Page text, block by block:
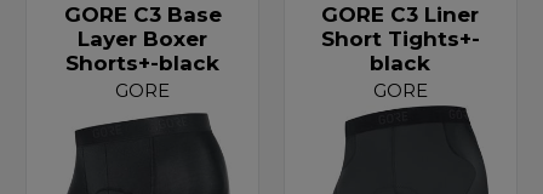
GORE C3 Base
Layer Boxer
Shorts+-black
GORE
GORE C3 Liner
Short Tights+-
black
GORE